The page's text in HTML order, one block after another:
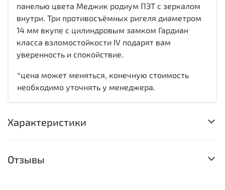
панелью цвета Меджик родиум ПЭТ с зеркалом
внутри. Три противосъёмных ригеля диаметром
14 мм вкупе с цилиндровым замком Гардиан
класса взломостойкости IV подарят вам
уверенность и спокойствие.
*цена может меняться, конечную стоимость
необходимо уточнять у менеджера.
Характеристики
Отзывы